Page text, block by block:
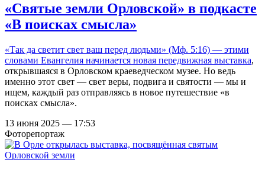
«Святые земли Орловской» в подкасте
«В поисках смысла»
«Так да светит свет ваш перед людьми» (Мф. 5:16) — этими
словами Евангелия начинается новая передвижная выставка,
открывшаяся в Орловском краеведческом музее. Но ведь
именно этот свет — свет веры, подвига и святости — мы и
ищем, каждый раз отправляясь в новое путешествие «в
поисках смысла».
13 июня 2025 — 17:53
Фоторепортаж